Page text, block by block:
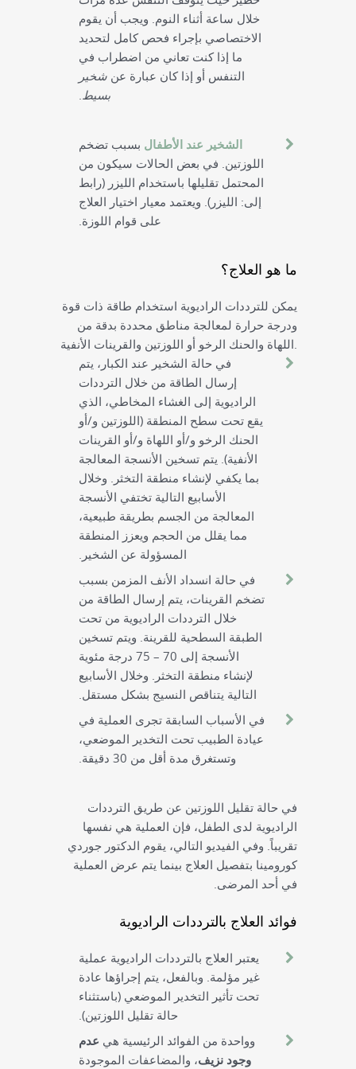
خلال ساعة أثناء النوم. ويجب أن يقوم
الاختصاصي بإجراء فحص كامل لتحديد
ما إذا كنت تعاني من اضطراب في
التنفس أو إذا كان عبارة عنشخير
بسيط
الشخير عند الأطفال بسبب تضخم
اللوزتين. في بعض الحالات سيكون من
المحتمل تقليلها باستخدام الليزر (رابط
إلى: الليزر). ويعتمد معيار اختيار العلاج
على قوام اللوزة.
ما هو العلاج؟
يمكن للترددات الراديوية استخدام طاقة ذات قوة
ودرجة حرارة لمعالجة مناطق محددة بدقة من
في حالة الشخير عند الكبار، يتم
إرسال الطاقة من خلال الترددات
الراديوية إلى الغشاء المخاطي، الذي
يقع تحت سطح المنطقة (اللوزتين و/أو
الحنك الرخو و/أو اللهاة و/أو القرينات
الأنفية). يتم تسخين الأنسجة المعالجة
بما يكفي لإنشاء منطقة التخثر. وخلال
الأسابيع التالية تختفي الأنسجة
المعالجة من الجسم بطريقة طبيعية،
مما يقلل من الحجم ويعزز المنطقة
المسؤولة عن الشخير.
في حالة انسداد الأنف المزمن بسبب
تضخم القرينات، يتم إرسال الطاقة من
خلال الترددات الراديوية من تحت
الطبقة السطحية للقرينة. ويتم تسخين
الأنسجة إلى 70 – 75 درجة مئوية
لإنشاء منطقة التخثر. وخلال الأسابيع
التالية يتناقص النسيج بشكل مستقل.
في الأسباب السابقة تجرى العملية في
عيادة الطبيب تحت التخدير الموضعي،
وتستغرق مدة أقل من 30 دقيقة.
في حالة تقليل اللوزتين عن طريق الترددات
الراديوية لدى الطفل، فإن العملية هي نفسها
تقريباً. وفي الفيديو التالي، يقوم الدكتور جوردي
كورومينا بتفصيل العلاج بينما يتم عرض العملية
في أحد المرضى.
فوائد العلاج بالترددات الراديوية
يعتبر العلاج بالترددات الراديوية عملية
غير مؤلمة. وبالفعل، يتم إجراؤها عادة
تحت تأثير التخدير الموضعي (باستثناء
حالة تقليل اللوزتين).
وواحدة من الفوائد الرئيسية هي عدم
وجود نزيف، والمضاعفات الموجودة